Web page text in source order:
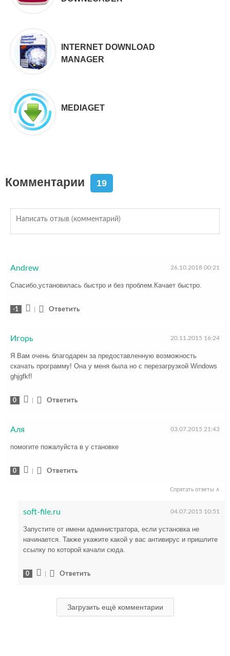
INTERNET DOWNLOAD
MANAGER
MEDIAGET
Комментарии 19
Andrew 26.10.2018 00:21
Спасибо,установилась быстро и без проблем.Качает быстро.
-1 Ответить
Игорь 20.11.2015 16:24
Я Вам очень благодарен за предоставленную возможность
скачать программу! Она у меня была но с перезагрузкой Windows
ghjgfkf!
0 Ответить
Аля 03.07.2015 21:43
помогите пожалуйста в у становке
0 Ответить
Спрятать ответы ∧
soft-file.ru 04.07.2015 10:51
Запустите от имени администратора, если установка не
начинается. Также укажите какой у вас антивирус и пришлите
ссылку по которой качали сюда.
0 Ответить
Загрузить ещё комментарии